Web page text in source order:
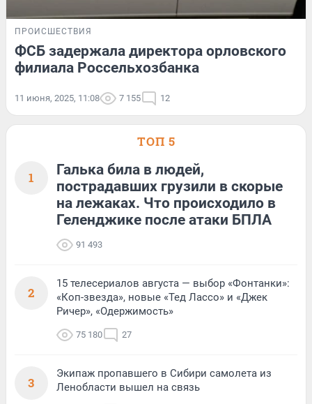
ПРОИСШЕСТВИЯ
ФСБ задержала директора орловского
филиала Россельхозбанка
11 июня, 2025, 11:08 7 155 12
ТОП 5
1
Галька била в людей,
пострадавших грузили в скорые
на лежаках. Что происходило в
Геленджике после атаки БПЛА
91 493
2
15 телесериалов августа — выбор «Фонтанки»:
«Коп-звезда», новые «Тед Лассо» и «Джек
Ричер», «Одержимость»
75 180 27
3
Экипаж пропавшего в Сибири самолета из
Ленобласти вышел на связь